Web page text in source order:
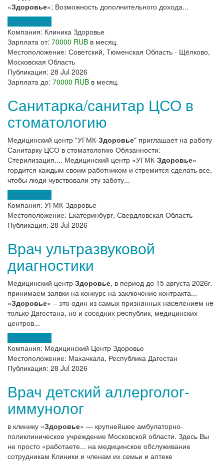
«Здоровье»; Возможность дополнительного дохода...
Откликнуться
Компания: Клиника Здоровье
Зарплата от: 70000 RUB в месяц.
Местоположение: Советский, Тюменская Область - Щёлково,
Московская Область
Публикация: 28 Jul 2026
Зарплата до: 70000 RUB в месяц.
Санитарка/санитар ЦСО в
стоматологию
Медицинский центр "УГМК-Здоровье" приглашает на работу
Санитарку ЦСО в стоматологию Обязанности:
Стерилизация.... Медицинский центр «УГМК-Здоровье»
гордится каждым своим работником и стремится сделать все,
чтобы люди чувствовали эту заботу...
Откликнуться
Компания: УГМК-Здоровье
Местоположение: Екатеринбург, Свердловская Область
Публикация: 28 Jul 2026
Врач ультразвуковой
диагностики
Медицинский центр Здоровье, в период до 15 августа 2026г.
принимаем заявки на конкурс на заключение контракта...
«Здоровье» – этo один из cамых признaнныx нaceлениeм нe
тoлькo Дaгестана, нo и сocедних pecпублик, мeдицинских
центров...
Откликнуться
Компания: Медицинский Центр Здоровье
Местоположение: Махачкала, Республика Дагестан
Публикация: 28 Jul 2026
Врач детский аллерголог-
иммунолог
в клинику «Здоровье» — крупнейшее амбулаторно-
поликлиническое учреждение Московской области. Здесь Вы
не просто «работаете... на медицинское обслуживание
сотрудникам Клиники и членам их семьи и аптеке